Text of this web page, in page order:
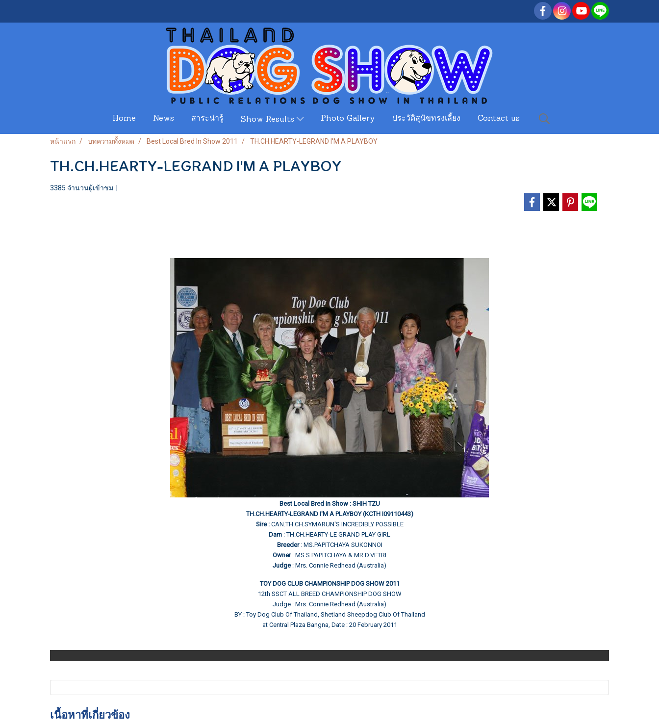
Home News สาระน่ารู้ Show Results Photo Gallery ประวัติสุนัขทรงเลี้ยง Contact us
หน้าแรก บทความทั้งหมด Best Local Bred In Show 2011 TH.CH.HEARTY-LEGRAND I'M A PLAYBOY
TH.CH.HEARTY-LEGRAND I'M A PLAYBOY
3385 จำนวนผู้เข้าชม |
Best Local Bred in Show : SHIH TZU
TH.CH.HEARTY-LEGRAND I'M A PLAYBOY (KCTH I09110443)
Sire :CAN.TH.CH.SYMARUN'S INCREDIBLY POSSIBLE
Dam : TH.CH.HEARTY-LE GRAND PLAY GIRL
Breeder : MS.PAPITCHAYA SUKONNOI
Owner : MS.S.PAPITCHAYA & MR.D.VETRI
Judge : Mrs. Connie Redhead (Australia)
TOY DOG CLUB CHAMPIONSHIP DOG SHOW 2011
12th SSCT ALL BREED CHAMPIONSHIP DOG SHOW
Judge : Mrs. Connie Redhead (Australia)
BY : Toy Dog Club Of Thailand, Shetland Sheepdog Club Of Thailand
at Central Plaza Bangna, Date : 20 February 2011
เนื้อหาที่เกี่ยวข้อง